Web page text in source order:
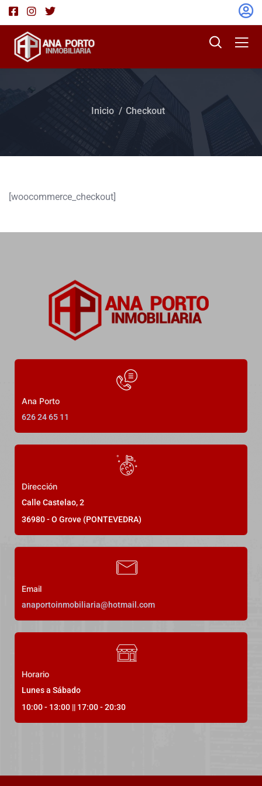
Inicio Checkout
[woocommerce_checkout]
Ana Porto
626 24 65 11
Dirección
Calle Castelao, 2
36980 - O Grove (PONTEVEDRA)
Email
anaportoinmobiliaria@hotmail.com
Horario
Lunes a Sábado
10:00 - 13:00 || 17:00 - 20:30